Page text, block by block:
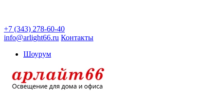
+7 (343) 278-60-40
info@arlight66.ru Контакты
Шоурум